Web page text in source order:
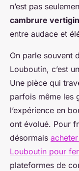
n’est pas
cambrure
entre audace et
On parle souvent
Louboutin, c’est un
Une pièce qui
parfois même les
l’expérience en
ont évolué. Pour
désormais
Louboutin pour
plateformes de